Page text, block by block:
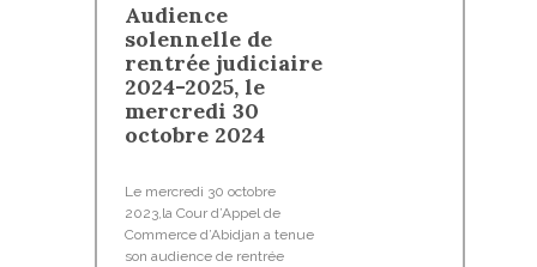
Audience
solennelle de
rentrée judiciaire
2024-2025, le
mercredi 30
octobre 2024
Le mercredi 30 octobre
2023,la Cour d’Appel de
Commerce d’Abidjan a tenue
son audience de rentrée